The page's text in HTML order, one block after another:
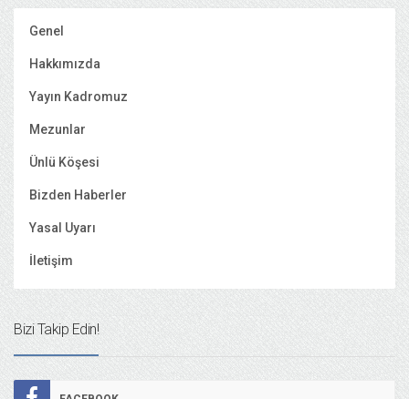
Genel
Hakkımızda
Yayın Kadromuz
Mezunlar
Ünlü Köşesi
Bizden Haberler
Yasal Uyarı
İletişim
Bizi Takip Edin!